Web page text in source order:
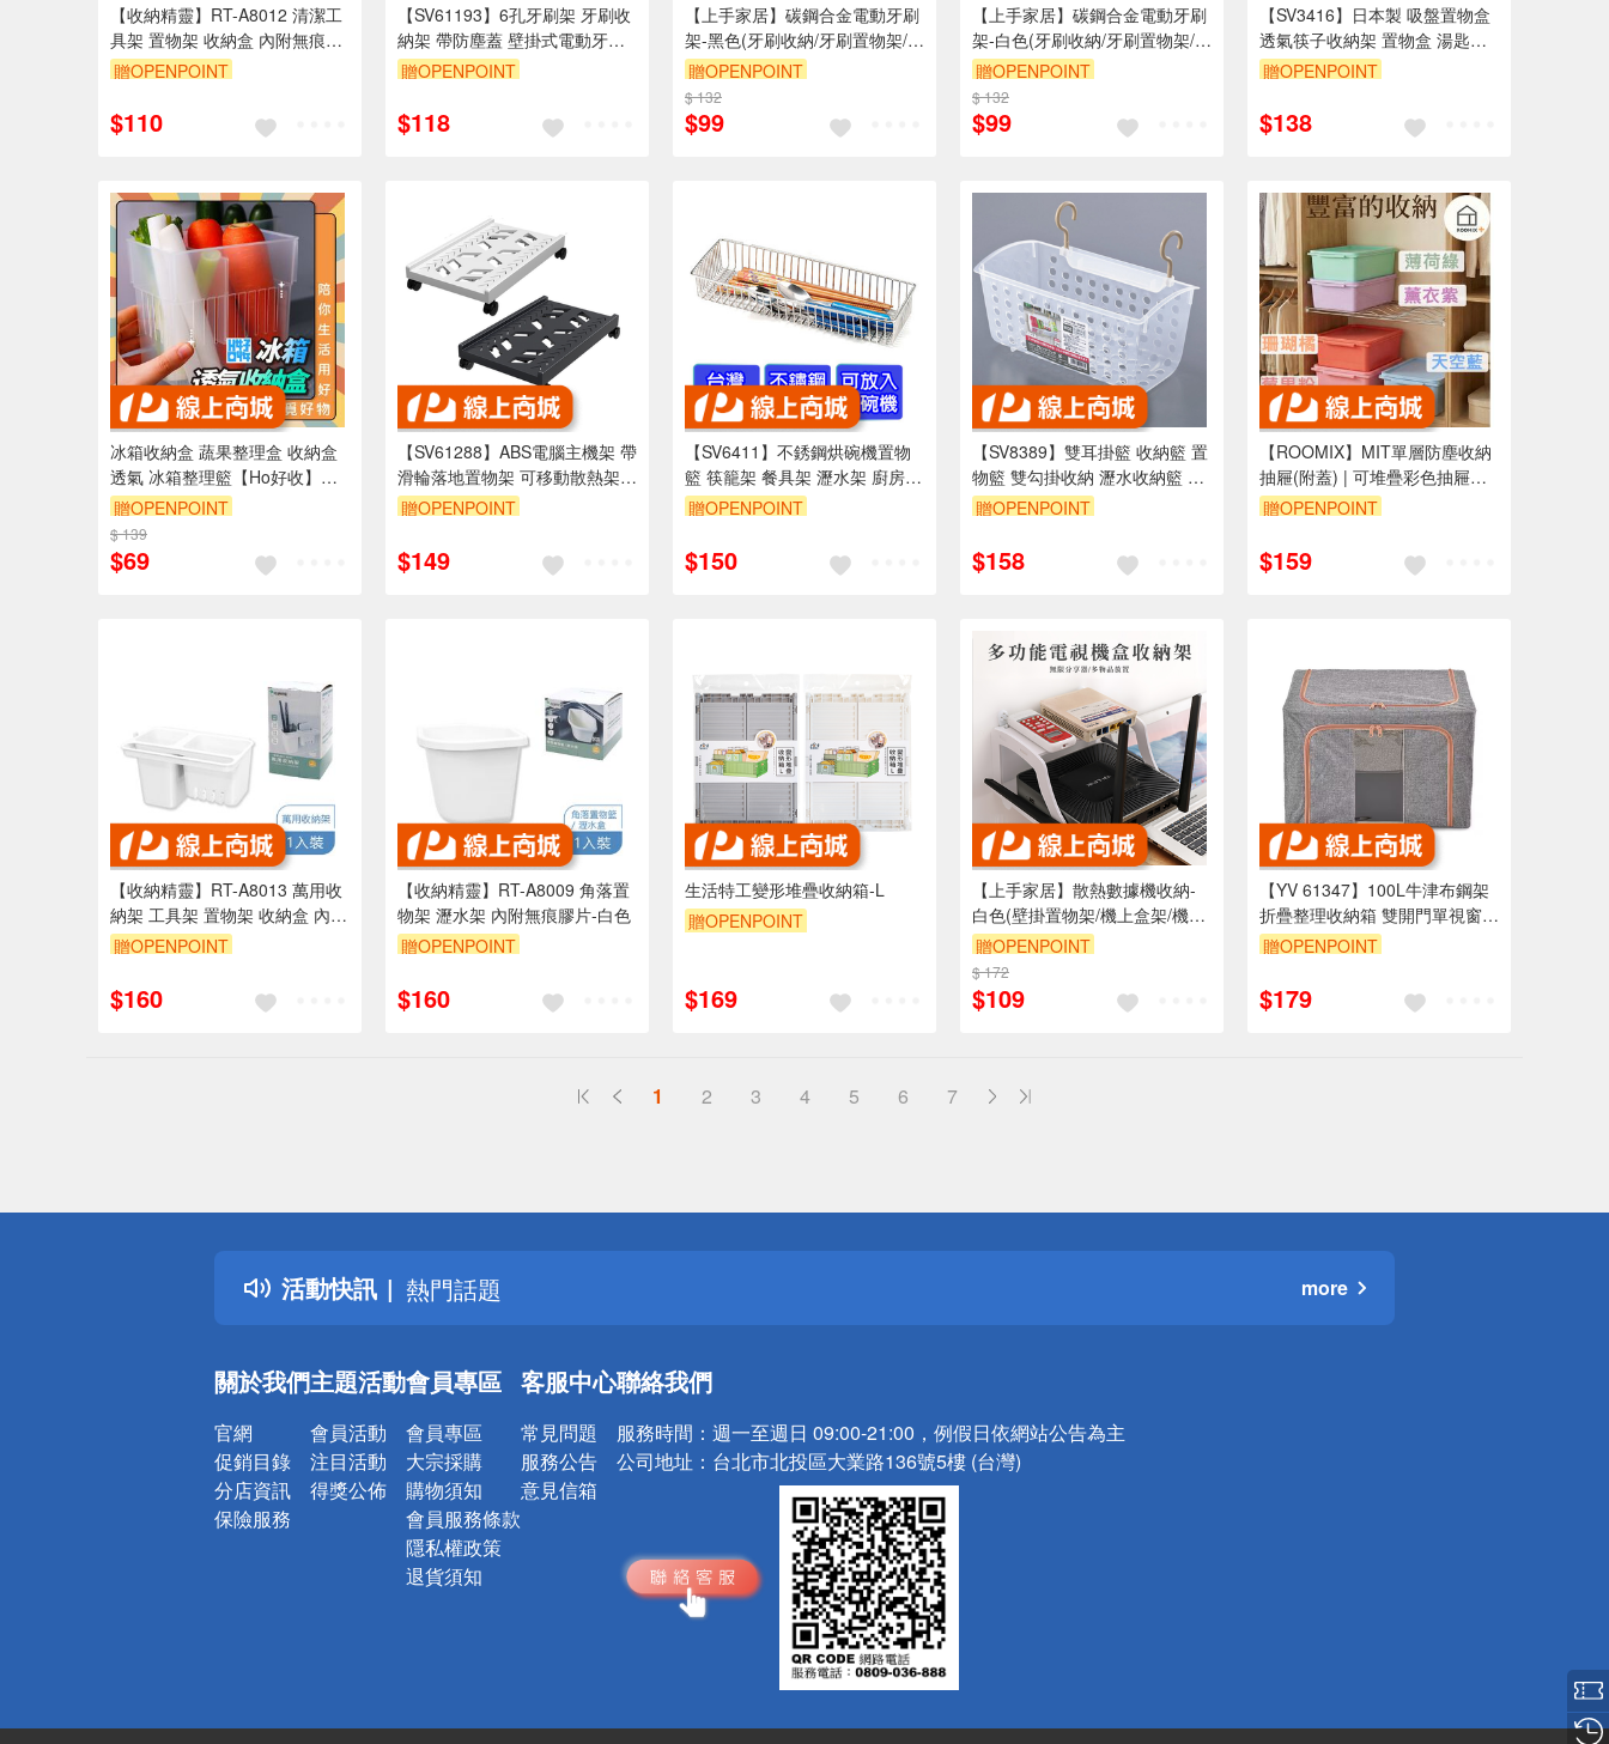
【收納精靈】RT-A8012 清潔工
具架 置物架 收納盒 內附無痕膠
片-白色
贈OPENPOINT
$110
【SV61193】6孔牙刷架 牙刷收
納架 帶防塵蓋 壁掛式電動牙刷
架 背膠黏貼帶卡扣 可拆洗 牙刷
贈OPENPOINT
$118
【上手家居】碳鋼合金電動牙刷
架-黑色(牙刷收納/牙刷置物架/牙
刷收納架/浴室牙刷架/壁掛牙刷
架/牙刷掛架/牙刷座)
贈OPENPOINT
訂單滿999享9折
$ 132
$99
【上手家居】碳鋼合金電動牙刷
架-白色(牙刷收納/牙刷置物架/牙
刷收納架/浴室牙刷架/壁掛牙刷
架/牙刷掛架/牙刷座)
贈OPENPOINT
訂單滿999享9折
$ 132
$99
【SV3416】日本製 吸盤置物盒
透氣筷子收納架 置物盒 湯匙架
餐具收納 廚房收納
贈OPENPOINT
$138
冰箱收納盒 蔬果整理盒 收納盒
透氣 冰箱整理籃【Ho好收】
【Ho覓好物】冰箱整理盒 置物
籃 冰箱置物盒 廚房收納架
贈OPENPOINT
$ 139
$69
【SV61288】ABS電腦主機架 帶
滑輪落地置物架 可移動散熱架
家用辦公室 主機托架 兩輪剎車
贈OPENPOINT
$149
【SV6411】不銹鋼烘碗機置物
籃 筷籠架 餐具架 瀝水架 廚房收
納籃 萬用籃 置物籃 收納架
贈OPENPOINT
$150
【SV8389】雙耳掛籃 收納籃 置
物籃 雙勾掛收納 瀝水收納籃 雜
物籃
贈OPENPOINT
$158
【ROOMIX】MIT單層防塵收納
抽屜(附蓋) | 可堆疊彩色抽屜盒 |
桌面收納 置物盒 玩具箱 衣物整
贈OPENPOINT
$159
【收納精靈】RT-A8013 萬用收
納架 工具架 置物架 收納盒 內附
無痕膠片
贈OPENPOINT
$160
【收納精靈】RT-A8009 角落置
物架 瀝水架 內附無痕膠片-白色
贈OPENPOINT
$160
生活特工變形堆疊收納箱-L
贈OPENPOINT
$169
【上手家居】散熱數據機收納-
白色(壁掛置物架/機上盒架/機上
盒收納/路由器收納/路由器架/wifi
架)
贈OPENPOINT
訂單滿999享9折
$ 172
$109
【YV 61347】100L牛津布鋼架
折疊整理收納箱 雙開門單視窗可
視 衣物棉被玩具置物箱 防水
贈OPENPOINT
$179
1 2 3 4 5 6 7
活動快訊
詐騙網頁！請小心！
得獎公告
熱門話題
銀行優惠
詐騙網頁！請小心！
more
關於我們
官網
促銷目錄
分店資訊
保險服務
主題活動
會員活動
注目活動
得獎公佈
會員專區
會員專區
大宗採購
購物須知
會員服務條款
隱私權政策
退貨須知
客服中心
常見問題
服務公告
意見信箱
聯絡我們
服務時間： 週一至週日 09:00-21:00，例假日依網站公告為主
公司地址： 台北市北投區大業路136號5樓 (台灣)